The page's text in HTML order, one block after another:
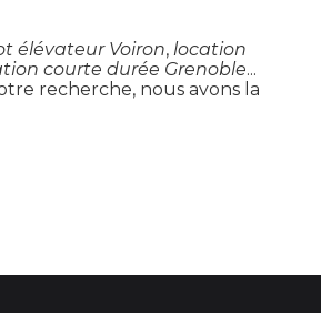
élévateur Voiron, location
courte durée Grenoble...
recherche, nous avons la